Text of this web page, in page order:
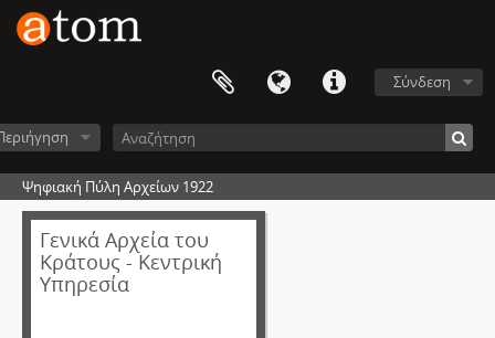
Σύνδεση
Ψηφιακή Πύλη Αρχείων 1922
Γενικά Αρχεία του
Κράτους - Κεντρική
Υπηρεσία